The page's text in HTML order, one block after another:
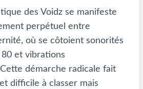
des Voidz se manifeste
perpétuel entre
où se côtoient sonorités
et vibrations
démarche radicale fait
difficile à classer mais